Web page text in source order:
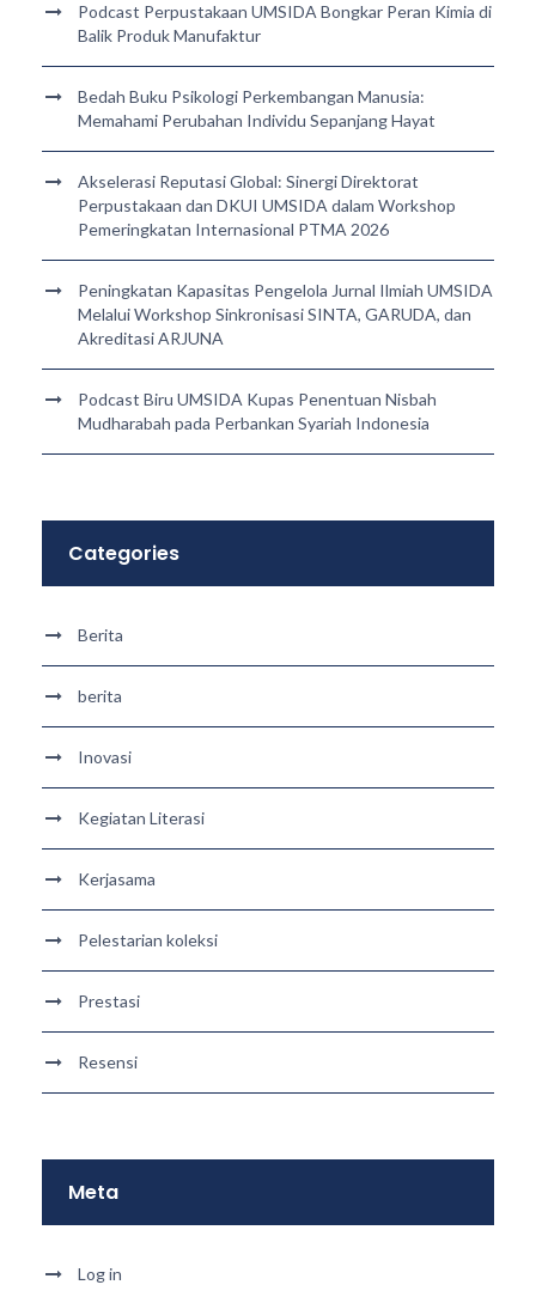
Podcast Perpustakaan UMSIDA Bongkar Peran Kimia di
Balik Produk Manufaktur
Bedah Buku Psikologi Perkembangan Manusia:
Memahami Perubahan Individu Sepanjang Hayat
Akselerasi Reputasi Global: Sinergi Direktorat
Perpustakaan dan DKUI UMSIDA dalam Workshop
Pemeringkatan Internasional PTMA 2026
Peningkatan Kapasitas Pengelola Jurnal Ilmiah UMSIDA
Melalui Workshop Sinkronisasi SINTA, GARUDA, dan
Akreditasi ARJUNA
Podcast Biru UMSIDA Kupas Penentuan Nisbah
Mudharabah pada Perbankan Syariah Indonesia
Categories
Berita
berita
Inovasi
Kegiatan Literasi
Kerjasama
Pelestarian koleksi
Prestasi
Resensi
Meta
Log in